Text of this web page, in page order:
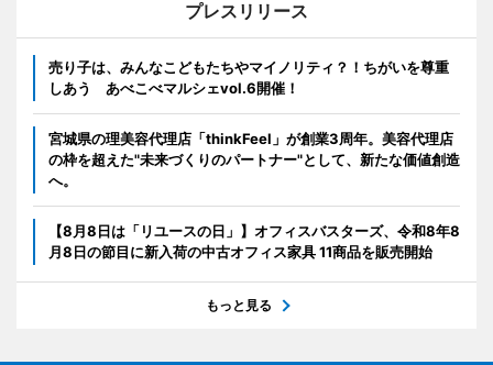
プレスリリース
売り子は、みんなこどもたちやマイノリティ？！ちがいを尊重
しあう あべこべマルシェvol.6開催！
宮城県の理美容代理店「thinkFeel」が創業3周年。美容代理店
の枠を超えた"未来づくりのパートナー"として、新たな価値創造
へ。
【8月8日は「リユースの日」】オフィスバスターズ、令和8年8
月8日の節目に新入荷の中古オフィス家具 11商品を販売開始
もっと見る